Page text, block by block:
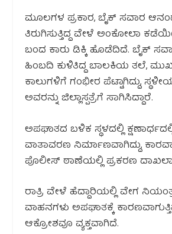
ಮೂಲಗಳ ಪ್ರಕಾರ, ಬೈಕ್ ಸವಾರ
ತಿರುಗಿಸುತ್ತಿದ್ದ ವೇಳೆ ಅಂಕೋಲಾ
ಬಂದ ಕಾರು ಡಿಕ್ಕಿ ಹೊಡೆದಿದೆ. ಬೈಕ್
ಹಿಂಬದಿ ಕುಳಿತಿದ್ದ ಬಾಲಕಿಯ ತಲೆ, ಮುಖ,
ಕಾಲುಗಳಿಗೆ ಗಂಭೀರ ಪೆಟ್ಟಾಗಿದ್ದು,
ಅವರನ್ನು ಜಿಲ್ಲಾಸ್ಪತ್ರೆಗೆ ಸಾಗಿಸಿದ್ದಾರೆ.
ಅಪಘಾತದ ಬಳಿಕ ಸ್ಥಳದಲ್ಲಿ
ವಾತಾವರಣ ನಿರ್ಮಾಣವಾಗಿದ್ದು,
ಪೊಲೀಸ್ ಠಾಣೆಯಲ್ಲಿ ಪ್ರಕರಣ
ರಾತ್ರಿ ವೇಳೆ ಹೆದ್ದಾರಿಯಲ್ಲಿ ವೇಗ
ವಾಹನಗಳು ಅಪಘಾತಕ್ಕೆ
ಆಕ್ರೋಶವೂ ವ್ಯಕ್ತವಾಗಿದೆ.